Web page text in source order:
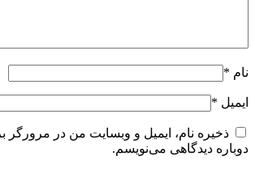
نام *
ایمیل *
ذخیره نام، ایمیل و وبسایت من در مرورگر
دوباره دیدگاهی می‌نویسم.